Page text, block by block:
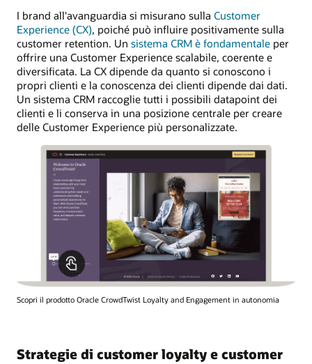
I brand all'avanguardia si misurano sulla Customer
Experience (CX), poiché può influire positivamente sulla
customer retention. Un sistema CRM è fondamentale per
offrire una Customer Experience scalabile, coerente e
diversificata. La CX dipende da quanto si conoscono i
propri clienti e la conoscenza dei clienti dipende dai dati.
Un sistema CRM raccoglie tutti i possibili datapoint dei
clienti e li conserva in una posizione centrale per creare
delle Customer Experience più personalizzate.
Scopri il prodotto Oracle CrowdTwist Loyalty and Engagement in autonomia
Strategie di customer loyalty e customer